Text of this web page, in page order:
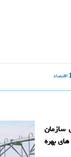
اقتصاد
سازمان
بهره